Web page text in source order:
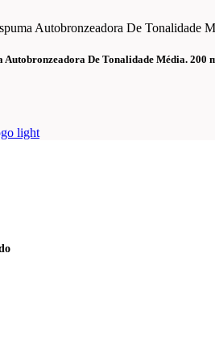
Autobronzeadora De Tonalidade Média. 200